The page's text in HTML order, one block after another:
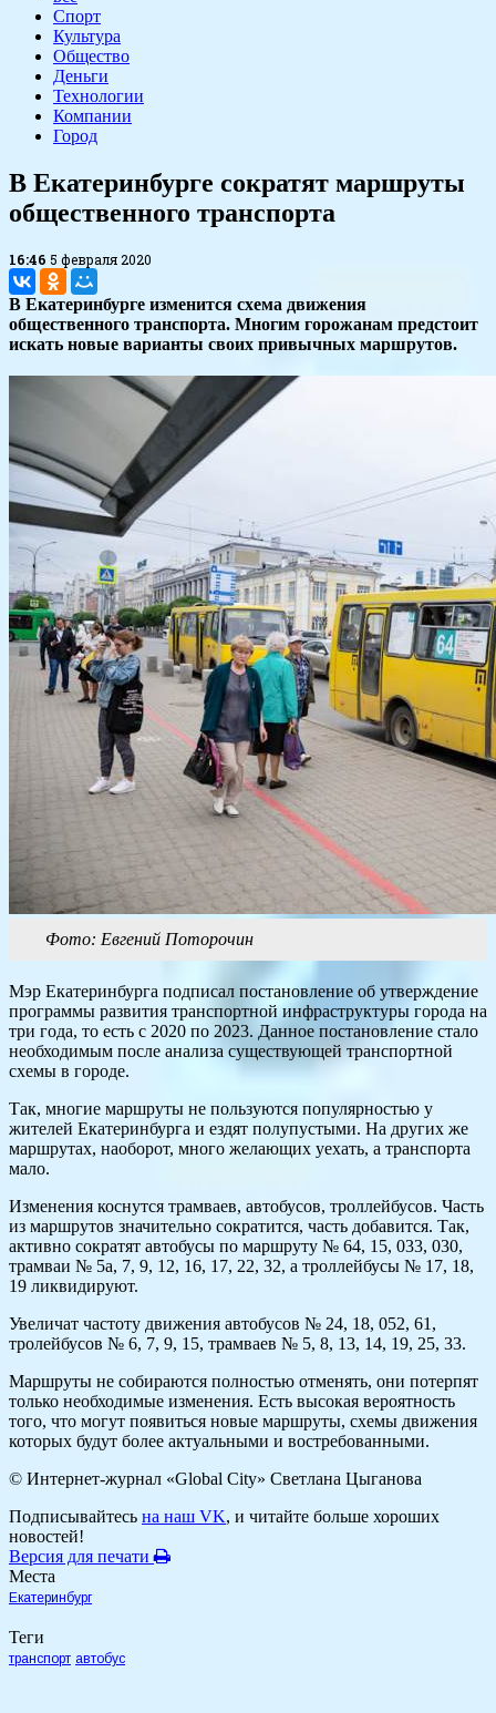
Спорт
Культура
Общество
Деньги
Технологии
Компании
Город
В Екатеринбурге сократят маршруты
общественного транспорта
16:46 5 февраля 2020
В Екатеринбурге изменится схема движения
общественного транспорта. Многим горожанам предстоит
искать новые варианты своих привычных маршрутов.
Фото: Евгений Поторочин
Мэр Екатеринбурга подписал постановление об утверждение
программы развития транспортной инфраструктуры города на
три года, то есть с 2020 по 2023. Данное постановление стало
необходимым после анализа существующей транспортной
схемы в городе.
Так, многие маршруты не пользуются популярностью у
жителей Екатеринбурга и ездят полупустыми. На других же
маршрутах, наоборот, много желающих уехать, а транспорта
мало.
Изменения коснутся трамваев, автобусов, троллейбусов. Часть
из маршрутов значительно сократится, часть добавится. Так,
активно сократят автобусы по маршруту № 64, 15, 033, 030,
трамваи № 5а, 7, 9, 12, 16, 17, 22, 32, а троллейбусы № 17, 18,
19 ликвидируют.
Увеличат частоту движения автобусов № 24, 18, 052, 61,
тролейбусов № 6, 7, 9, 15, трамваев № 5, 8, 13, 14, 19, 25, 33.
Маршруты не собираются полностью отменять, они потерпят
только необходимые изменения. Есть высокая вероятность
того, что могут появиться новые маршруты, схемы движения
которых будут более актуальными и востребованными.
© Интернет-журнал «Global City» Светлана Цыганова
Подписывайтесь на наш VK, и читайте больше хороших
новостей!
Версия для печати
Места
Екатеринбург
Теги
транспорт автобус